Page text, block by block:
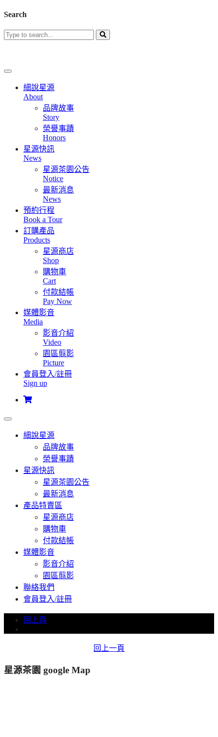
Search
細說星源
About
品牌故事
Story
榮譽事蹟
Honors
星源快訊
News
星源茶園公告
Notice
最新消息
News
預約行程
Book a Tour
訂購產品
Products
星源商店
Shop
購物車
Cart
付款結帳
Pay Now
媒體影音
Media
影音介紹
Video
園區翦影
Picture
會員登入/註冊
Sign up
細說星源
品牌故事
榮譽事蹟
星源快訊
星源茶園公告
最新消息
產品特賣區
星源商店
購物車
付款結帳
媒體影音
影音介紹
園區翦影
聯絡我們
會員登入/註冊
回上頁
回上一頁
星源茶園 google Map